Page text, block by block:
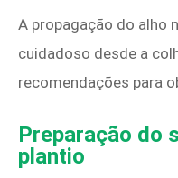
A propagação do alho
cuidadoso desde a
recomendações para
Preparação do
plantio